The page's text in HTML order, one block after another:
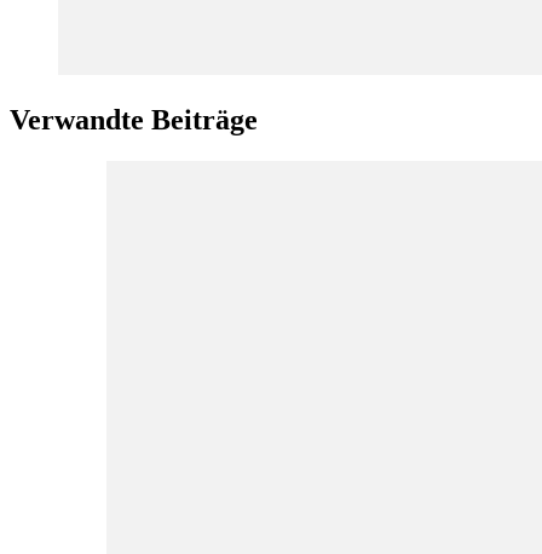
Verwandte Beiträge